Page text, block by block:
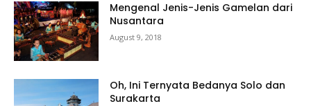
Mengenal Jenis-Jenis Gamelan dari
Nusantara
August 9, 2018
Oh, Ini Ternyata Bedanya Solo dan
Surakarta